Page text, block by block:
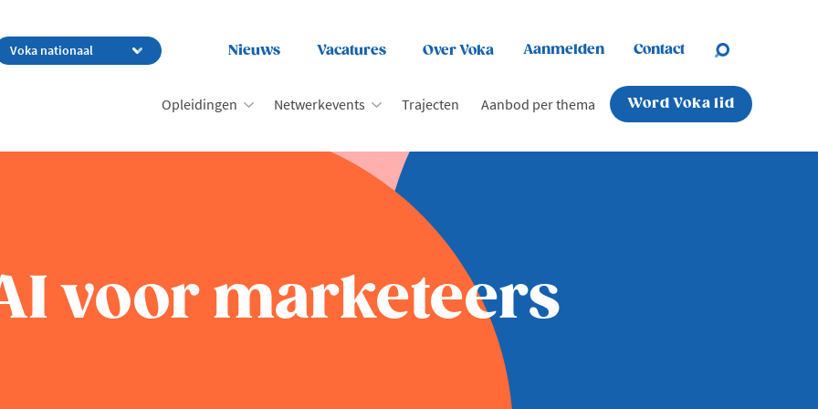
Nieuws Vacatures Over Voka Aanmelden Contact
Opleidingen Netwerkevents Trajecten Aanbod per thema Word Voka lid
voor marketeers